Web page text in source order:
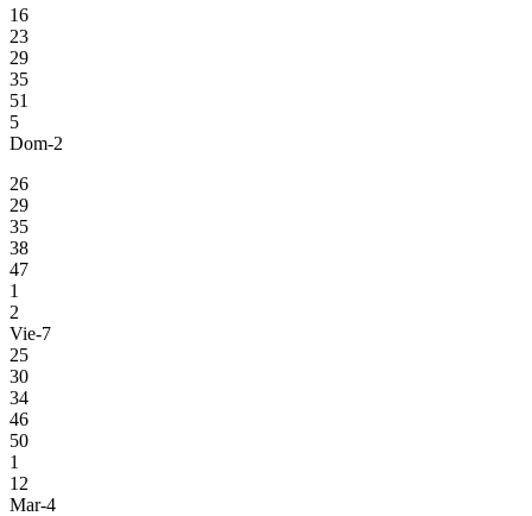
16
23
29
35
51
5
Dom-2
26
29
35
38
47
1
2
Vie-7
25
30
34
46
50
1
12
Mar-4